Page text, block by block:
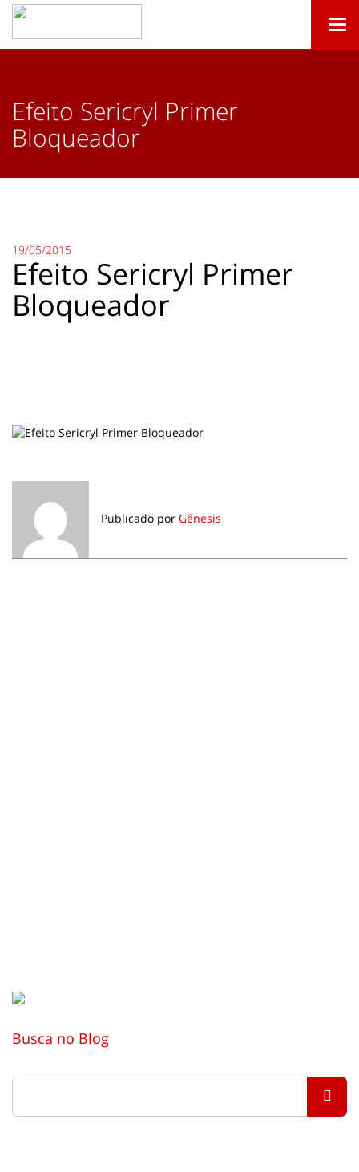
Efeito Sericryl Primer
Bloqueador
19/05/2015
Efeito Sericryl Primer
Bloqueador
Publicado por Gênesis
Busca no Blog